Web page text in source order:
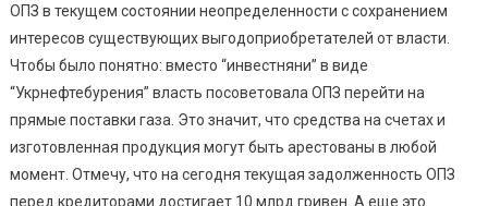
ОПЗ в текущем состоянии неопределенности с сохранением
интересов существующих выгодоприобретателей от власти.
Чтобы было понятно: вместо “инвестняни” в виде
“Укрнефтебурения” власть посоветовала ОПЗ перейти на
прямые поставки газа. Это значит, что средства на счетах и
изготовленная продукция могут быть арестованы в любой
момент. Отмечу, что на сегодня текущая задолженность ОПЗ
перед кредиторами достигает 10 млрд гривен. А еще это